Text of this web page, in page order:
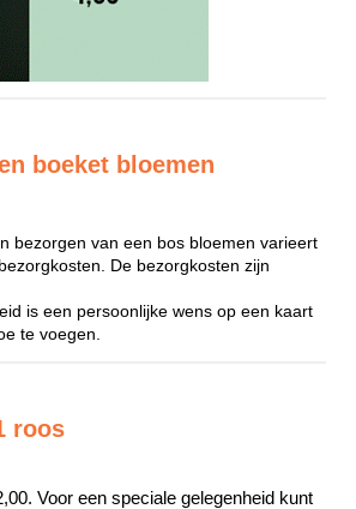
boeket bloemen
bezorgen van een bos bloemen varieert
De bezorgkosten zijn
is een persoonlijke wens op een kaart
te voegen.
roos
Voor een speciale gelegenheid kunt